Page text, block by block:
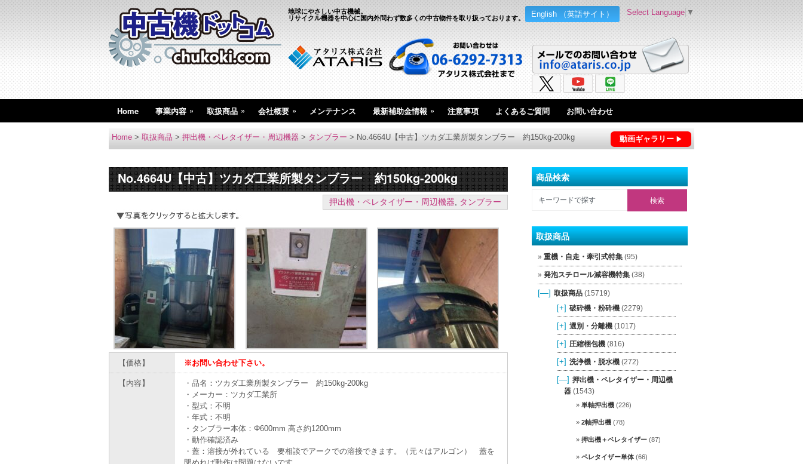
English （英語サイト）
地球にやさしい中古機械。
リサイクル機器を中心に国内外問わず数多くの中古物件を取り扱っております。
Select Language ▼
Home 事業内容 » 取扱商品 » 会社概要 » メンテナンス 最新補助金情報 » 注意事項 よくあるご質問 お問い合わせ
動画ギャラリー
Home > 取扱商品 > 押出機・ペレタイザー・周辺機器 > タンブラー > No.4664U【中古】ツカダ工業所製タンブラー 約150kg-200kg
No.4664U【中古】ツカダ工業所製タンブラー 約150kg-200kg
押出機・ペレタイザー・周辺機器, タンブラー
【価格】 ※お問い合わせ下さい。
【内容】
・品名：ツカダ工業所製タンブラー 約150kg-200kg
・メーカー：ツカダ工業所
・型式：不明
・年式：不明
・タンブラー本体：Φ600mm 高さ約1200mm
・動作確認済み
・蓋：溶接が外れている 要相談でアークでの溶接できます。（元々はアルゴン） 蓋を
商品検索
取扱商品
重機・自走・牽引式特集(95)
発泡スチロール減容機特集(38)
[—] 取扱商品(15719)
[+] 破砕機・粉砕機(2279)
[+] 選別・分離機(1017)
[+] 圧縮梱包機(816)
[+] 洗浄機・脱水機(272)
[—] 押出機・ペレタイザー・周辺機
器(1543)
単軸押出機(226)
2軸押出機(78)
押出機＋ペレタイザー(87)
ペレタイザー単体(66)